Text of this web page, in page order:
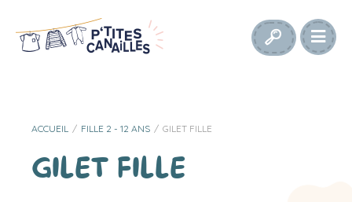
ACCUEIL / FILLE 2 - 12 ANS / GILET FILLE
GILET FILLE